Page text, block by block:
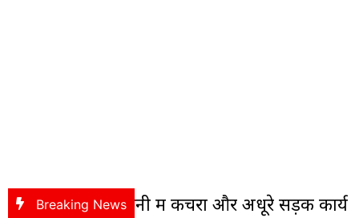
Breaking News
कॉलोनी में कचरा और अधूरे सड़क कार्य पर भड़के